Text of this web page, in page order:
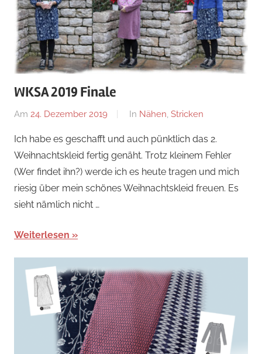
WKSA 2019 Finale
Am 24. Dezember 2019
Von
In Nähen, Stricken
Ich habe es geschafft und auch pünktlich das 2.
Weihnachtskleid fertig genäht. Trotz kleinem Fehler
(Wer findet ihn?) werde ich es heute tragen und mich
riesig über mein schönes Weihnachtskleid freuen. Es
sieht nämlich nicht …
Weiterlesen